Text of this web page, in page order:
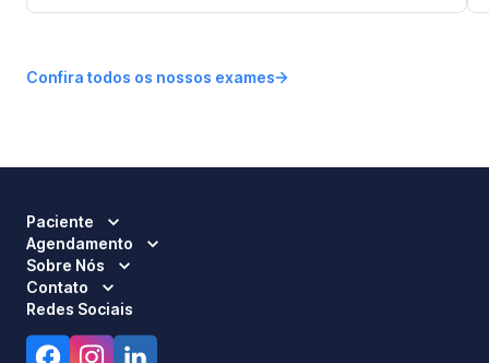
Confira todos os nossos exames
Paciente
Agendamento
Sobre Nós
Contato
Redes Sociais